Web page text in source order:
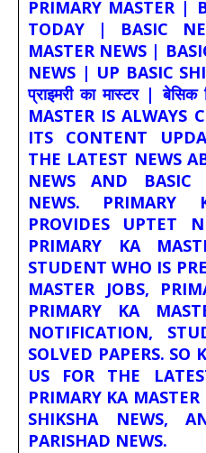
PRIMARY MASTER |
TODAY | BASIC
MASTER NEWS |
NEWS | UP BASIC
प्राइमरी का मास्टर |
MASTER IS ALWAYS
ITS CONTENT
THE LATEST NEWS
NEWS AND BASIC
NEWS. PRIMARY
PROVIDES UPTET
PRIMARY KA
STUDENT WHO IS
MASTER JOBS,
PRIMARY KA
NOTIFICATION,
SOLVED PAPERS. SO
US FOR THE
PRIMARY KA
SHIKSHA NEWS,
PARISHAD NEWS.